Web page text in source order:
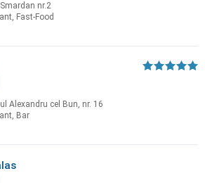
nr.2
Fast-Food
Alexandru cel Bun, nr. 16
Bar